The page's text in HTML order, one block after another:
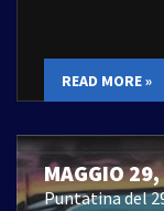
READ MORE »
MAGGIO
Puntatina del